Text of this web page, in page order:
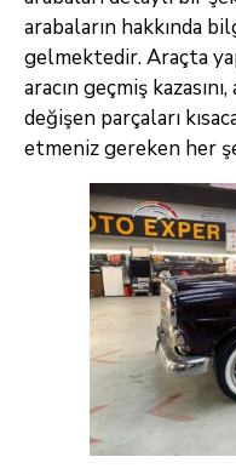
arabaların hakkında
gelmektedir. Araçta
aracın geçmiş
değişen parçaları
etmeniz gereken her